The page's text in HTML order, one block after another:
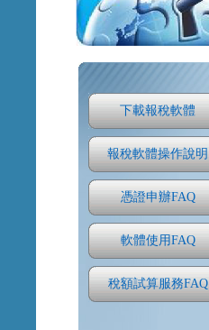
下載報稅軟體
報稅軟體操作說明
憑證申辦FAQ
軟體使用FAQ
稅額試算服務FAQ